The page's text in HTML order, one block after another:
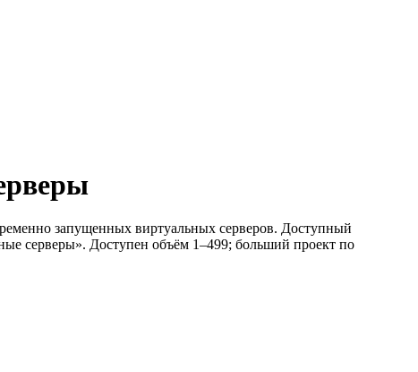
запущенных виртуальных серверов. Доступный
серверы». Доступен объём 1–499; больший проект по